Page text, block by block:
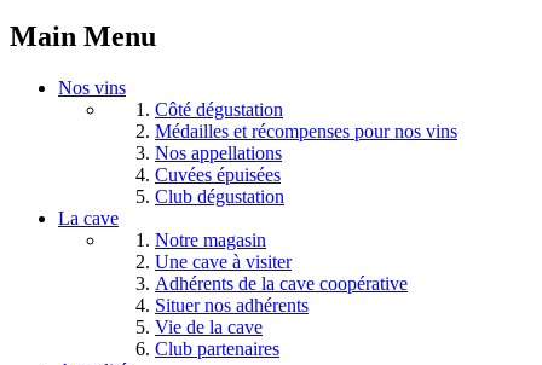
Main Menu
Nos vins
Côté dégustation
Médailles et récompenses pour nos vins
Nos appellations
Cuvées épuisées
Club dégustation
La cave
Notre magasin
Une cave à visiter
Adhérents de la cave coopérative
Situer nos adhérents
Vie de la cave
Club partenaires